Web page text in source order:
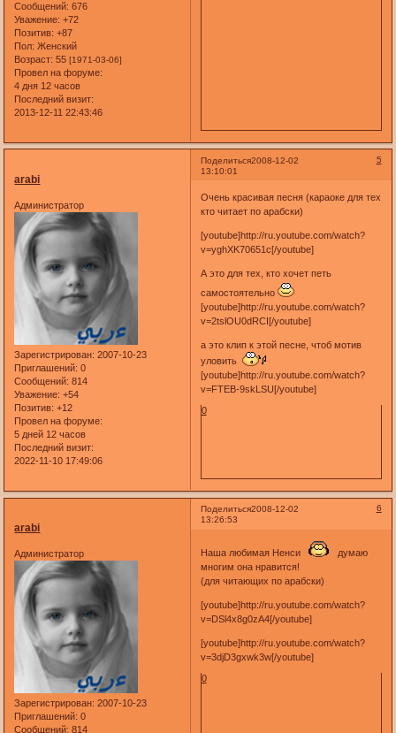
Сообщений: 676
Уважение: +72
Позитив: +87
Пол: Женский
Возраст: 55[1971-03-06]
Провел на форуме:
4 дня 12 часов
Последний визит:
2013-12-11 22:43:46
Поделиться 5
2008-12-02
13:10:01
arabi
Администратор
Зарегистрирован: 2007-10-23
Приглашений: 0
Сообщений: 814
Уважение: +54
Позитив: +12
Провел на форуме:
5 дней 12 часов
Последний визит:
2022-11-10 17:49:06
Очень красивая песня (караоке для тех
кто читает по арабски)
[youtube]http://ru.youtube.com/watch?
v=yghXK70651c[/youtube]
А это для тех, кто хочет петь
самостоятельно
[youtube]http://ru.youtube.com/watch?
v=2tslOU0dRCI[/youtube]
а это клип к этой песне, чтоб мотив
уловить
[youtube]http://ru.youtube.com/watch?
v=FTEB-9skLSU[/youtube]
0
Поделиться 6
2008-12-02
13:26:53
arabi
Администратор
Зарегистрирован: 2007-10-23
Приглашений: 0
Сообщений: 814
Наша любимая Ненси
думаю
многим она нравится!
(для читающих по арабски)
[youtube]http://ru.youtube.com/watch?
v=DSl4x8g0zA4[/youtube]
[youtube]http://ru.youtube.com/watch?
v=3djD3gxwk3w[/youtube]
0